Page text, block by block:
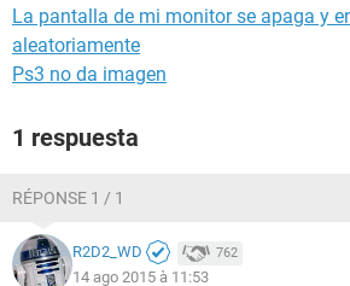
El monitor lo probe en una notebook y
mismo con los cables y el adaptador dvi.
La pantalla de mi monitor se apaga y
aleatoriamente
Ps3 no da imagen
1 respuesta
RÉPONSE 1 / 1
R2D2_WD 762
14 ago 2015 à 11:53